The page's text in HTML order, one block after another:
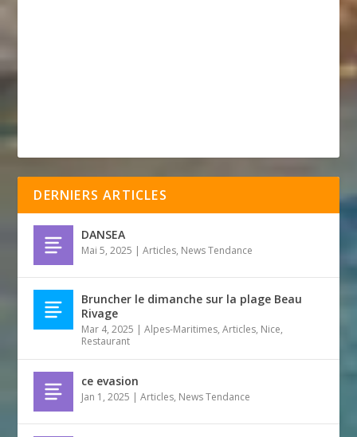
DERNIERS ARTICLES
DANSEA
Mai 5, 2025 |Articles, News Tendance
Bruncher le dimanche sur la plage Beau
Rivage
Mar 4, 2025 |Alpes-Maritimes,Articles, Nice,
Restaurant
ce evasion
Jan 1, 2025 |Articles, News Tendance